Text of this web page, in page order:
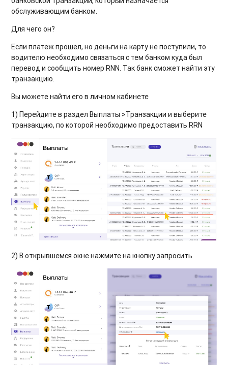
обслуживающим банком.
Для чего он?
Если платеж прошел, но деньги на карту не поступили, то
водителю необходимо связаться с тем банком куда был
перевод и сообщить номер RNN. Так банк сможет найти эту
транзакцию.
Вы можете найти его в личном кабинете
1) Перейдите в раздел Выплаты >Транзакции и выберите
транзакцию, по которой необходимо предоставить RRN
2) В открывшемся окне нажмите на кнопку запросить